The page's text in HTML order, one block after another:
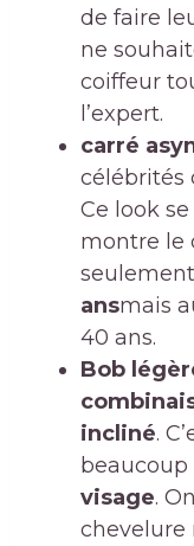
de faire
ne
coiffeur
l’expert.
carré
célébrités
Ce look
montre le
ansmais
40 ans.
Bob
incliné.
beaucoup
visage.
chevelure